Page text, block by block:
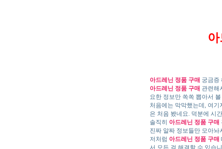
아드레닌 정품 구매 궁금증
아드레닌 정품 구매 관련해
요한 정보만 쏙쏙 뽑아서
처음에는 막막했는데, 여
은 처음 봤네요. 덕분에 시
솔직히 아드레닌 정품 구매
진짜 알짜 정보들만 모아놔
저처럼 아드레닌 정품 구매
서 모든 걸 해결할 수 있습